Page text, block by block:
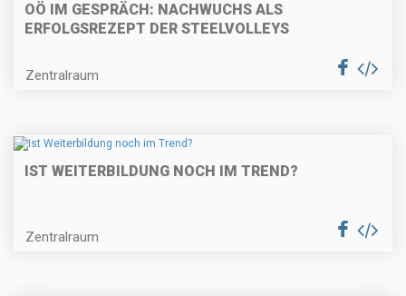
OÖ IM GESPRÄCH: NACHWUCHS ALS
ERFOLGSREZEPT DER STEELVOLLEYS
Zentralraum
IST WEITERBILDUNG NOCH IM TREND?
Zentralraum